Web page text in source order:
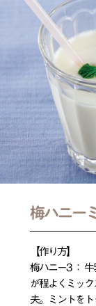
梅ハニー
【作り方】
梅ハニー3 ：
が程よくミッ
夫。ミントをト